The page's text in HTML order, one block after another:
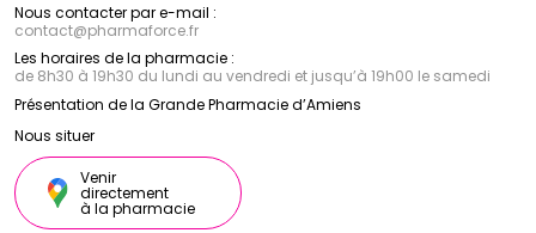
Nous contacter par e-mail :
contact@pharmaforce.fr
Les horaires de la pharmacie :
de 8h30 à 19h30 du lundi au vendredi et jusqu’à 19h00 le samedi
Présentation de la Grande Pharmacie d’Amiens
Nous situer
Venir
directement
à la pharmacie